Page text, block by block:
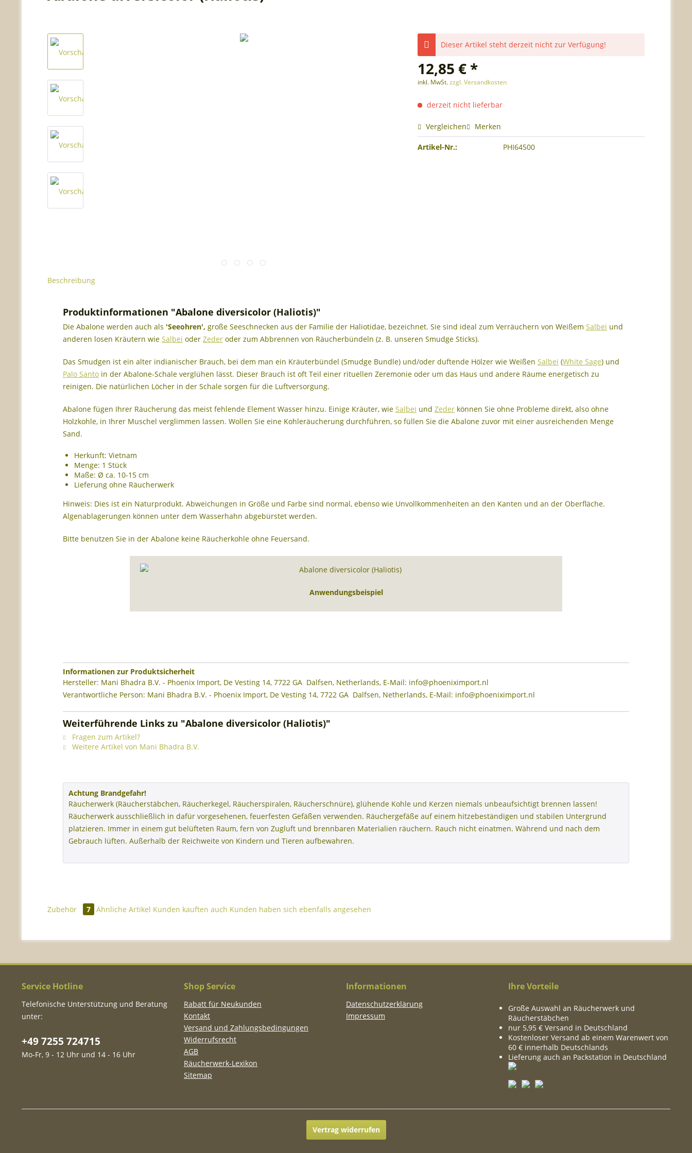
Dieser Artikel steht derzeit nicht zur Verfügung!
12,85 € *
inkl. MwSt.zzgl. Versandkosten
derzeit nicht lieferbar
Vergleichen Merken
Artikel-Nr.: PHI64500
Beschreibung
Produktinformationen "Abalone diversicolor (Haliotis)"
Die Abalone werden auch als 'Seeohren', große Seeschnecken aus der Familie der Haliotidae, bezeichnet. Sie sind ideal zum Verräuchern von Weißem Salbei und
anderen losen Kräutern wie Salbei oder Zeder oder zum Abbrennen von Räucherbündeln (z. B. unseren Smudge Sticks).
Das Smudgen ist ein alter indianischer Brauch, bei dem man ein Kräuterbündel (Smudge Bundle) und/oder duftende Hölzer wie Weißen Salbei (White Sage) und
Palo Santo in der Abalone-Schale verglühen lässt. Dieser Brauch ist oft Teil einer rituellen Zeremonie oder um das Haus und andere Räume energetisch zu
reinigen. Die natürlichen Löcher in der Schale sorgen für die Luftversorgung.
Abalone fügen Ihrer Räucherung das meist fehlende Element Wasser hinzu. Einige Kräuter, wie Salbei und Zeder können Sie ohne Probleme direkt, also ohne
Holzkohle, in Ihrer Muschel verglimmen lassen. Wollen Sie eine Kohleräucherung durchführen, so füllen Sie die Abalone zuvor mit einer ausreichenden Menge
Sand.
Herkunft: Vietnam
Menge: 1 Stück
Maße: Ø ca. 10-15 cm
Lieferung ohne Räucherwerk
Hinweis: Dies ist ein Naturprodukt. Abweichungen in Größe und Farbe sind normal, ebenso wie Unvollkommenheiten an den Kanten und an der Oberfläche.
Algenablagerungen können unter dem Wasserhahn abgebürstet werden.
Bitte benutzen Sie in der Abalone keine Räucherkohle ohne Feuersand.
Anwendungsbeispiel
Informationen zur Produktsicherheit
Hersteller: Mani Bhadra B.V. - Phoenix Import, De Vesting 14, 7722 GA Dalfsen, Netherlands, E-Mail: info@phoeniximport.nl
Verantwortliche Person: Mani Bhadra B.V. - Phoenix Import, De Vesting 14, 7722 GA Dalfsen, Netherlands, E-Mail: info@phoeniximport.nl
Weiterführende Links zu "Abalone diversicolor (Haliotis)"
Fragen zum Artikel?
Weitere Artikel von Mani Bhadra B.V.
Achtung Brandgefahr!
Räucherwerk (Räucherstäbchen, Räucherkegel, Räucherspiralen, Räucherschnüre), glühende Kohle und Kerzen niemals unbeaufsichtigt brennen lassen!
Räucherwerk ausschließlich in dafür vorgesehenen, feuerfesten Gefäßen verwenden. Räuchergefäße auf einem hitzebeständigen und stabilen Untergrund
platzieren. Immer in einem gut belüfteten Raum, fern von Zugluft und brennbaren Materialien räuchern. Rauch nicht einatmen. Während und nach dem
Gebrauch lüften. Außerhalb der Reichweite von Kindern und Tieren aufbewahren.
Zubehör 7 Ähnliche Artikel Kunden kauften auch Kunden haben sich ebenfalls angesehen
Service Hotline
Telefonische Unterstützung und Beratung
unter:
+49 7255 724715
Mo-Fr, 9 - 12 Uhr und 14 - 16 Uhr
Shop Service
Rabatt für Neukunden
Kontakt
Versand und Zahlungsbedingungen
Widerrufsrecht
AGB
Räucherwerk-Lexikon
Sitemap
Informationen
Datenschutzerklärung
Impressum
Ihre Vorteile
Große Auswahl an Räucherwerk und
Räucherstäbchen
nur 5,95 € Versand in Deutschland
Kostenloser Versand ab einem Warenwert von
60 € innerhalb Deutschlands
Lieferung auch an Packstation in Deutschland
Vertrag widerrufen